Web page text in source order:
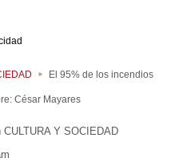
El 95% de los incendios
César Mayares
CULTURA Y SOCIEDAD